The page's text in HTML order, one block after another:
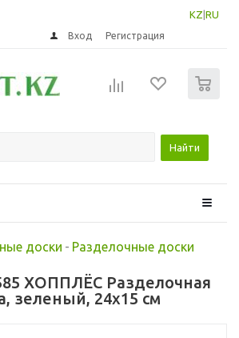
KZ RU
Вход Регистрация
Найти
доски - Разделочные доски
ХОППЛЁС Разделочная
зеленый, 24x15 см